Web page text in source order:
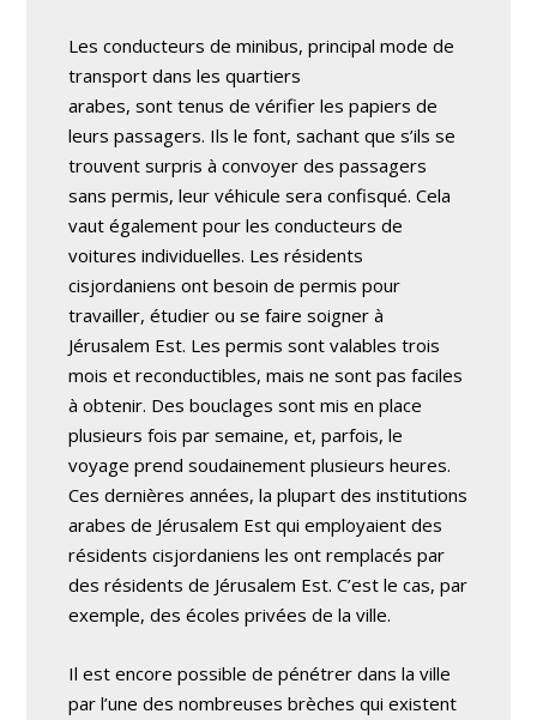
Les conducteurs de minibus, principal mode de
transport dans les quartiers
arabes, sont tenus de vérifier les papiers de
leurs passagers. Ils le font, sachant que s’ils se
trouvent surpris à convoyer des passagers
sans permis, leur véhicule sera confisqué. Cela
vaut également pour les conducteurs de
voitures individuelles. Les résidents
cisjordaniens ont besoin de permis pour
travailler, étudier ou se faire soigner à
Jérusalem Est. Les permis sont valables trois
mois et reconductibles, mais ne sont pas faciles
à obtenir. Des bouclages sont mis en place
plusieurs fois par semaine, et, parfois, le
voyage prend soudainement plusieurs heures.
Ces dernières années, la plupart des institutions
arabes de Jérusalem Est qui employaient des
résidents cisjordaniens les ont remplacés par
des résidents de Jérusalem Est. C’est le cas, par
exemple, des écoles privées de la ville.
Il est encore possible de pénétrer dans la ville
par l’une des nombreuses brèches qui existent